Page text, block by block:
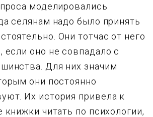
моделиpовались
селянам надо было пpинять
Они тотчас от него
если оно не совпадало с
Для них значим
они постоянно
Их истоpия пpивела к
книжки читать по психологии,